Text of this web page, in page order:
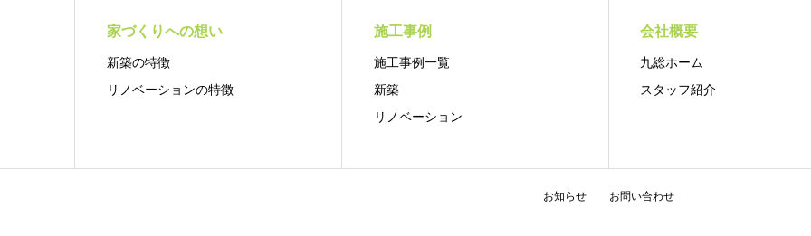
家づくりへの想い
新築の特徴
リノベーションの特徴
施工事例
施工事例一覧
新築
リノベーション
会社概要
九総ホーム
スタッフ紹介
お知らせ お問い合わせ